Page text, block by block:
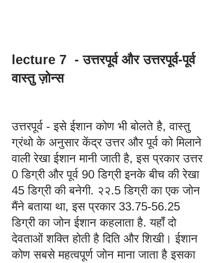
lecture 7  - उत्तरपूर्व और उत्तरपूर्व-पूर्व
वास्तु ज़ोन्स
उत्तरपूर्व - इसे ईशान कोण भी बोलते है, वास्तु
ग्रंथो के अनुसार केंद्र उत्तर और पूर्व को मिलाने
वाली रेखा ईशान मानी जाती है, इस प्रकार उत्तर
0 डिग्री और पूर्व 90 डिग्री इनके बीच की रेखा
45 डिग्री की बनेगी. २२.5 डिग्री का एक जोन
मैंने बताया था, इस प्रकार 33.75-56.25
डिग्री का जोन ईशान कहलाता है. यहाँ दो
देवताओं शक्ति होती है दिति और शिखी। ईशान
कोण सबसे महत्वपूर्ण जोन माना जाता है इसका